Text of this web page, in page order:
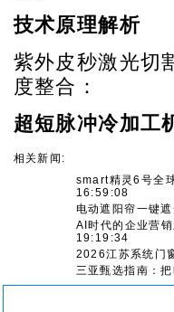
技术原理解析
紫外皮秒激光切
度整合：
超短脉冲冷加工
相关新闻:
smart精灵6号全
16:59:08
电动遮阳帘一键
AI时代的企业营销
19:19:34
2026江苏系统门
三亚甄选指南：